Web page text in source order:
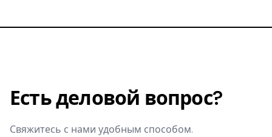
Есть деловой вопрос?
Свяжитесь с нами удобным способом.